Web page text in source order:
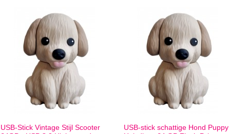
USB-Stick Vintage Stijl Scooter
USB-stick schattige Hond Puppy